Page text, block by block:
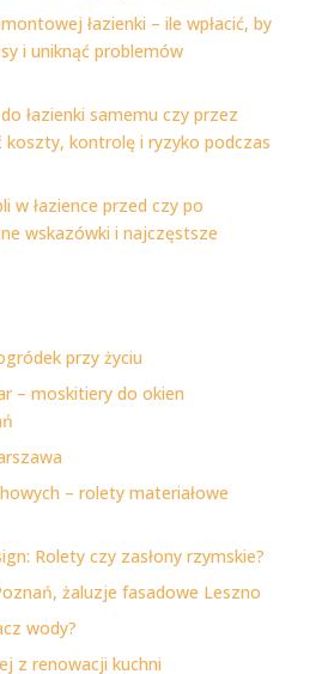
łazienki – ile wpłacić, by
i uniknąć problemów
łazienki samemu czy przez
koszty, kontrolę i ryzyko podczas
w łazience przed czy po
wskazówki i najczęstsze
przy życiu
– moskitiery do okien
– rolety materiałowe
Rolety czy zasłony rzymskie?
żaluzje fasadowe Leszno
wody?
z renowacji kuchni